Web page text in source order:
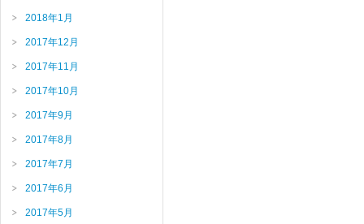
2018年1月
2017年12月
2017年11月
2017年10月
2017年9月
2017年8月
2017年7月
2017年6月
2017年5月